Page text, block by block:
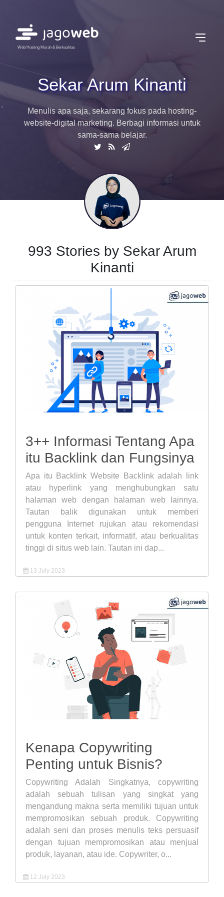
Web Hosting Murah & Berkualitas
Sekar Arum Kinanti
Menulis apa saja, sekarang fokus pada hosting-
website-digital marketing. Berbagi informasi untuk
sama-sama belajar.
993 Stories by Sekar Arum
Kinanti
3++ Informasi Tentang Apa
itu Backlink dan Fungsinya
Apa itu Backlink Website Backlink adalah link
atau hyperlink yang menghubungkan satu
halaman web dengan halaman web lainnya.
Tautan balik digunakan untuk memberi
pengguna Internet rujukan atau rekomendasi
untuk konten terkait, informatif, atau berkualitas
tinggi di situs web lain. Tautan ini dap...
13 July 2023
Kenapa Copywriting
Penting untuk Bisnis?
Copywriting Adalah Singkatnya, copywriting
adalah sebuah tulisan yang singkat yang
mengandung makna serta memiliki tujuan untuk
mempromosikan sebuah produk. Copywriting
adalah seni dan proses menulis teks persuasif
dengan tujuan mempromosikan atau menjual
produk, layanan, atau ide. Copywriter, o...
12 July 2023